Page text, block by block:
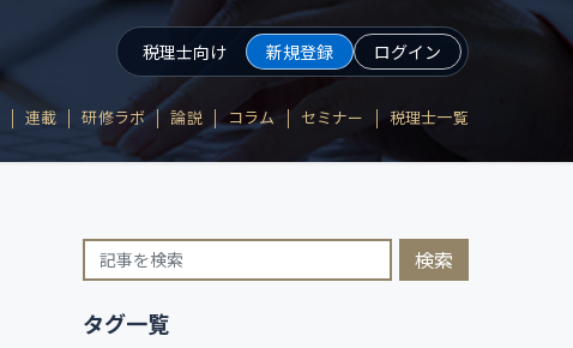
税理士向け 新規登録 ログイン
連載 研修ラボ 論説 コラム セミナー 税理士一覧
検索
タグ一覧